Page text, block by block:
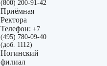
(800) 200-91-42
Приёмная
Ректора
Телефон: +7
(495) 780-09-40
(доб. 1112)
Ногинский
филиал